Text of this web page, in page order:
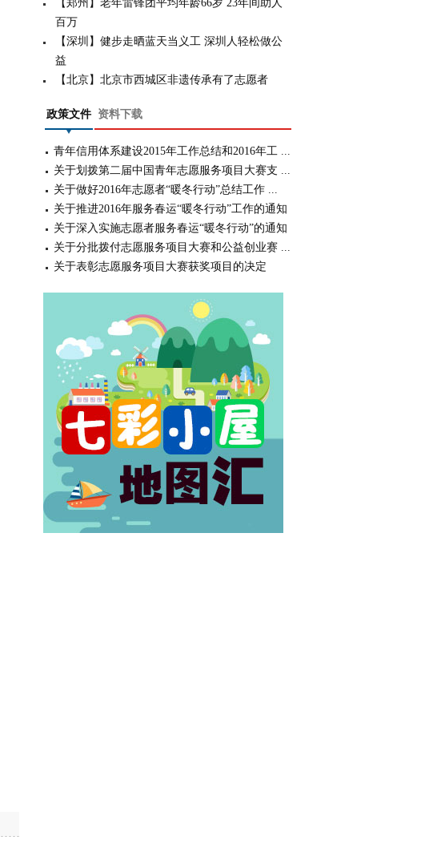
【郑州】老年雷锋团平均年龄66岁 23年间助人
百万
【深圳】健步走晒蓝天当义工 深圳人轻松做公
益
【北京】北京市西城区非遗传承有了志愿者
政策文件 资料下载
青年信用体系建设2015年工作总结和2016年工 ...
关于划拨第二届中国青年志愿服务项目大赛支 ...
关于做好2016年志愿者“暖冬行动”总结工作 ...
关于推进2016年服务春运“暖冬行动”工作的通知
关于深入实施志愿者服务春运“暖冬行动”的通知
关于分批拨付志愿服务项目大赛和公益创业赛 ...
关于表彰志愿服务项目大赛获奖项目的决定